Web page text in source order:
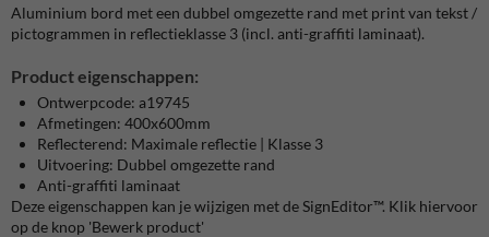
Aluminium bord met een dubbel omgezette rand met print van tekst /
pictogrammen in reflectieklasse 3 (incl. anti-graffiti laminaat).
Product eigenschappen:
Ontwerpcode: a19745
Afmetingen: 400x600mm
Reflecterend: Maximale reflectie | Klasse 3
Uitvoering: Dubbel omgezette rand
Anti-graffiti laminaat
Deze eigenschappen kan je wijzigen met de SignEditor™. Klik hiervoor
op de knop 'Bewerk product'